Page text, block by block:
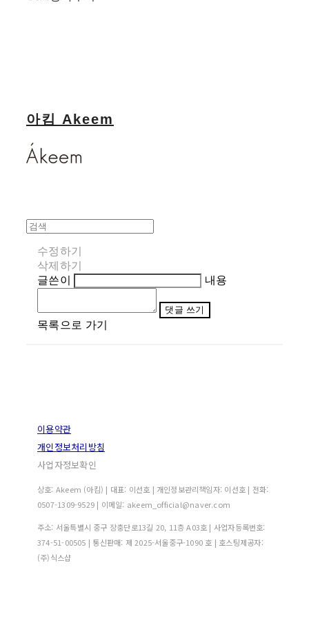
아킴 Akeem
수정하기
삭제하기
글쓴이
내용
댓글 쓰기
목록으로 가기
이용약관
개인정보처리방침
사업자정보확인
상호: Akeem (아킴) | 대표: 이선호 | 개인정보관리책임자: 이선호 | 전화:
0507-1309-9529 | 이메일: akeem_official@naver.com
주소: 서울특별시 중구 장충단로13길 20, 11층 A03호 | 사업자등록번호:
374-51-00505 | 통신판매: 제 2025-서울중구-1090 호 | 호스팅제공자:
(주)식스샵